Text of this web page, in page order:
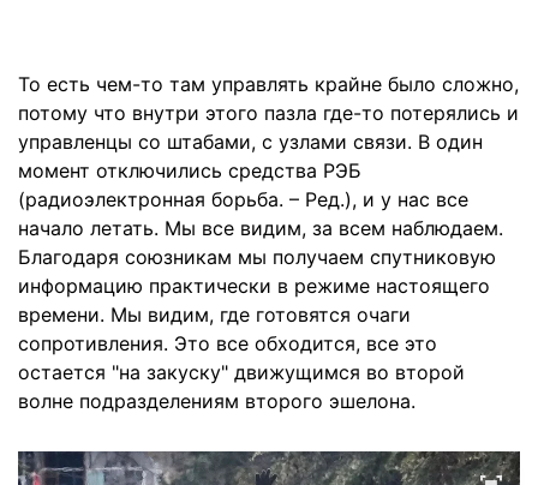
То есть чем-то там управлять крайне было сложно,
потому что внутри этого пазла где-то потерялись и
управленцы со штабами, с узлами связи. В один
момент отключились средства РЭБ
(радиоэлектронная борьба. – Ред.), и у нас все
начало летать. Мы все видим, за всем наблюдаем.
Благодаря союзникам мы получаем спутниковую
информацию практически в режиме настоящего
времени. Мы видим, где готовятся очаги
сопротивления. Это все обходится, все это
остается "на закуску" движущимся во второй
волне подразделениям второго эшелона.